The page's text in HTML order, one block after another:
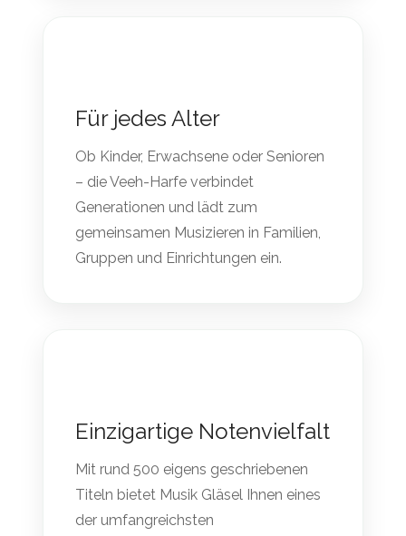
Für jedes Alter
Ob Kinder, Erwachsene oder Senioren
– die Veeh-Harfe verbindet
Generationen und lädt zum
gemeinsamen Musizieren in Familien,
Gruppen und Einrichtungen ein.
Einzigartige Notenvielfalt
Mit rund 500 eigens geschriebenen
Titeln bietet Musik Gläsel Ihnen eines
der umfangreichsten